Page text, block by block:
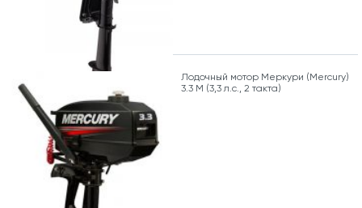
Лодочный мотор Меркури (Mercury)
3.3 M (3,3 л.с., 2 такта)